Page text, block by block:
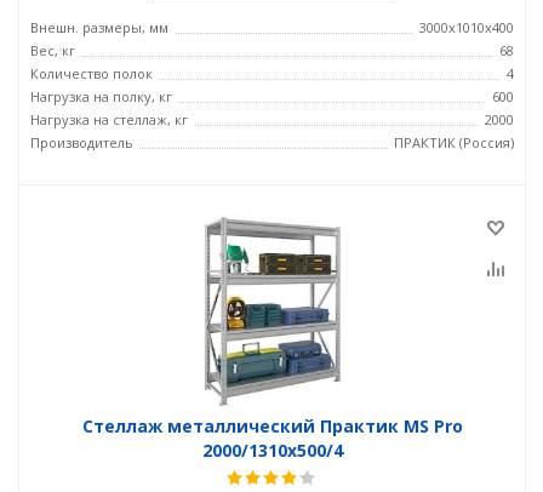
Внешн. размеры, мм
3000x1010x400
Вес, кг
68
Количество полок
4
Нагрузка на полку, кг
600
Нагрузка на стеллаж, кг
2000
Производитель
ПРАКТИК (Россия)
Стеллаж металлический Практик MS Pro
2000/1310x500/4